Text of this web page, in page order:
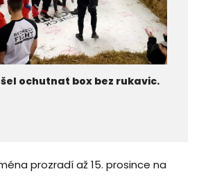
ochutnat box bez rukavic.
prozradí až 15. prosince na